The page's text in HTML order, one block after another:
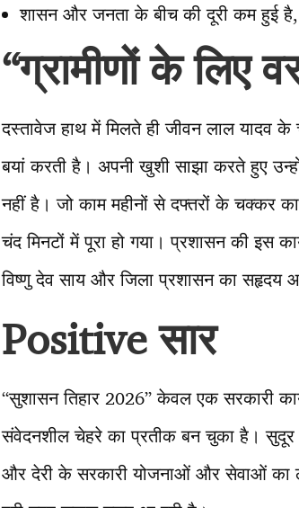
शासन और जनता के बीच की दूरी कम हुई है,
“ग्रामीणों के लिए
दस्तावेज हाथ में मिलते ही जीवन लाल यादव
बयां करती है। अपनी खुशी साझा करते हुए
नहीं है। जो काम महीनों से दफ्तरों के चक्कर
चंद मिनटों में पूरा हो गया। प्रशासन की इस
विष्णु देव साय और जिला प्रशासन का सहृदय
Positive सार
“सुशासन तिहार 2026” केवल एक सरकारी
संवेदनशील चेहरे का प्रतीक बन चुका है। सुदूर
और देरी के सरकारी योजनाओं और सेवाओं का